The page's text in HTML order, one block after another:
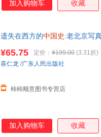
加入购物车 收藏
遗失在西方的中国史 :老北京写
¥65.75 定价： ¥199.00 (3.31折)
柿柿顺意图书专营店
喜仁龙 /广东人民出版社
加入购物车 收藏